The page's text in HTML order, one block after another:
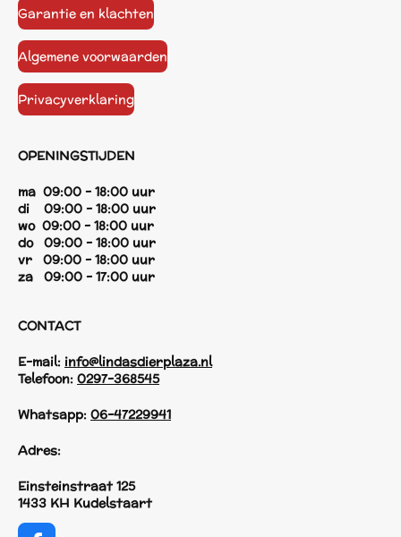
Garantie en klachten
Algemene voorwaarden
Privacyverklaring
OPENINGSTIJDEN
ma 09:00 - 18:00 uur
di 09:00 - 18:00 uur
wo 09:00 - 18:00 uur
do 09:00 - 18:00 uur
vr 09:00 - 18:00 uur
za 09:00 - 17:00 uur
CONTACT
E-mail: info@lindasdierplaza.nl
Telefoon: 0297-368545
Whatsapp: 06-47229941
Adres:
Einsteinstraat 125
1433 KH Kudelstaart